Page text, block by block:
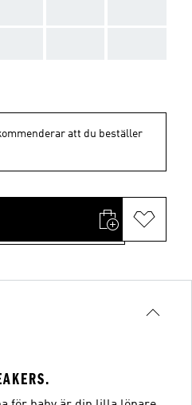
att du beställer